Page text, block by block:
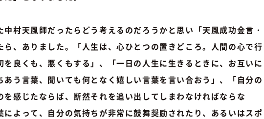
村天風師だったらどう考えるのだろうかと思い「天風成功金言・
、ありました。「人生は、心ひとつの置きどころ。人間の心で行
を良くも、悪くもする」、「一日の人生に生きるときに、お互いに
う言葉、聞いても何となく嬉しい言葉を言い合おう」、「自分の
感じたならば、断然それを追い出してしまわなければならな
よって、自分の気持ちが非常に鼓舞奨励されたり、あるいはスポ